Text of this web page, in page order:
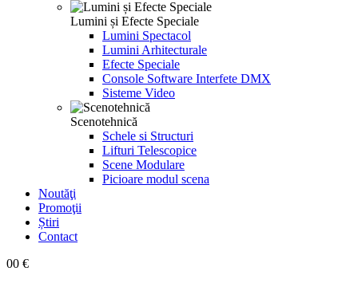
Lumini și Efecte Speciale
Lumini Spectacol
Lumini Arhitecturale
Efecte Speciale
Console Software Interfete DMX
Sisteme Video
Scenotehnică
Schele si Structuri
Lifturi Telescopice
Scene Modulare
Picioare modul scena
Noutăţi
Promoţii
Știri
Contact
00 €